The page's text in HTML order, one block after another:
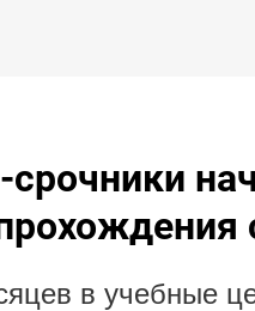
в учебные